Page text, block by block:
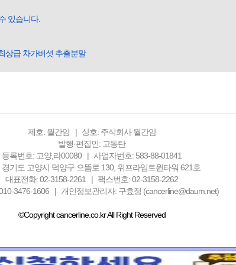
있습니다.
상급 차가버섯 추출분말
제호: 월간암
상호: 주식회사 월간암
발행·편집인: 고동탄
등록번호: 고양,라00080
사업자번호: 583-88-01841
경기도 고양시 덕양구 으뜸로 130, 위프라임트윈타워 621호
대표전화: 02-3158-2261
팩스번호: 02-3158-2262
3476-1606
개인정보관리자: 구효정 (cancerline@daum.net)
©Copyright cancerline.co.kr All Right Reserved